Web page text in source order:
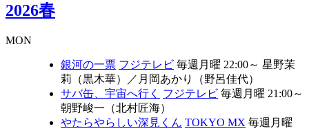
2026春
MON
銀河の一票 フジテレビ 毎週月曜 22:00～ 星野茉
莉（黒木華）
／ 月岡あかり（野呂佳代）
サバ缶、宇宙へ行く
フジテレビ 毎週月曜 21:00～
朝野峻一（北村匠海）
やたらやらしい深見くん TOKYO MX 毎週月曜